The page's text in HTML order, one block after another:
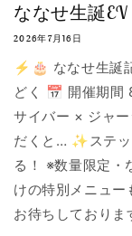
ななせ生誕EV
2026年7月16日
⚡️🎂 ななせ生誕
どく 📅 開催期間
サイバー × ジャ
だくと… ✨ステッ
る！ ※数量限定・
けの特別メニュ
お待ちしておりま